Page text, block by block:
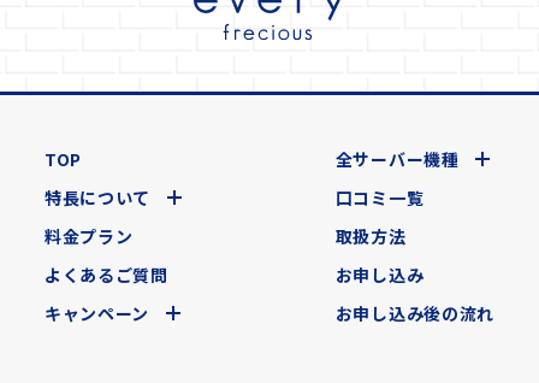
TOP
特長について
料金プラン
よくあるご質問
キャンペーン
全サーバー機種
口コミ一覧
取扱方法
お申し込み
お申し込み後の流れ